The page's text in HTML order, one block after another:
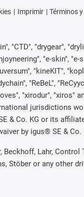
Imprimir Términos
"CTD", "drygear",
"e-skin", "e-
"kineKIT",
"ReBeL",
"xirodur", "xiros"
jurisdictions
Co. KG or its
by igus® SE &
Lahr, Control
Stöber or any other